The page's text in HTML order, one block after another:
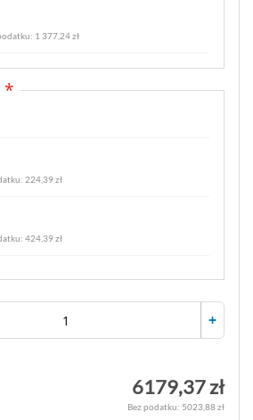
1 377,24 zł
224,39 zł
424,39 zł
+
6179,37 zł
5023,88 zł